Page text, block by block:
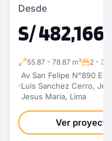
Desde
S/ 482,166
55.87 - 78.87 m² 2 - 3
Av San Felipe N°890
Luis Sanchez Cerro,
Jesus Maria, Lima
Ver proyecto